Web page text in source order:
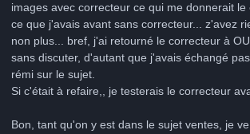
images avec correcteur ce qui me donnerait le
ce que j'avais avant sans correcteur... z'avez
non plus... bref, j'ai retourné le correcteur à
sans discuter, d'autant que j'avais échangé
rémi sur le sujet.
Si c'était à refaire,, je testerais le correcteur
Bon, tant qu'on y est dans le sujet ventes, je